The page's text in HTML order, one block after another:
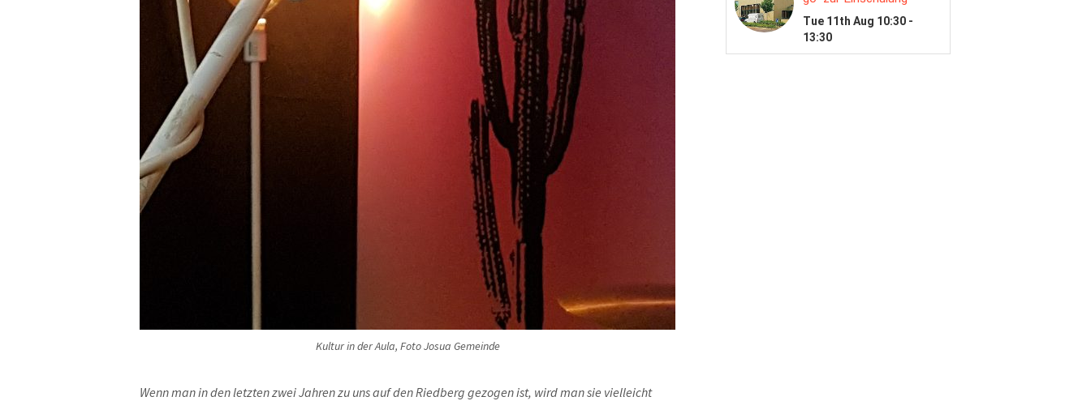
Kultur in der Aula, Foto Josua Gemeinde
Wenn man in den letzten zwei Jahren zu uns auf den Riedberg gezogen ist, wird man sie vielleicht